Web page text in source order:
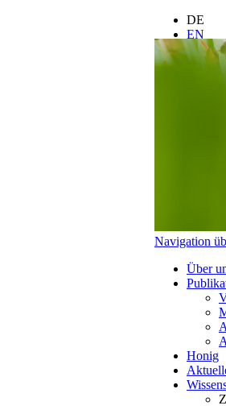
DE
EN
FR
ES
Navigation
Über
Honig